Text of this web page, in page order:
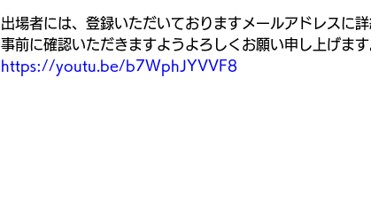
出場者には、登録いただいておりますメールアドレスに詳
事前に確認いただきますようよろしくお願い申し上げます
https://youtu.be/b7WphJYVVF8